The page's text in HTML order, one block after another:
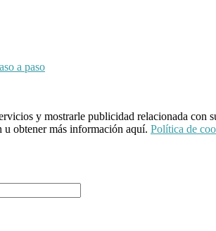
a paso
y mostrarle publicidad relacionada con
u obtener más información aquí. Política de